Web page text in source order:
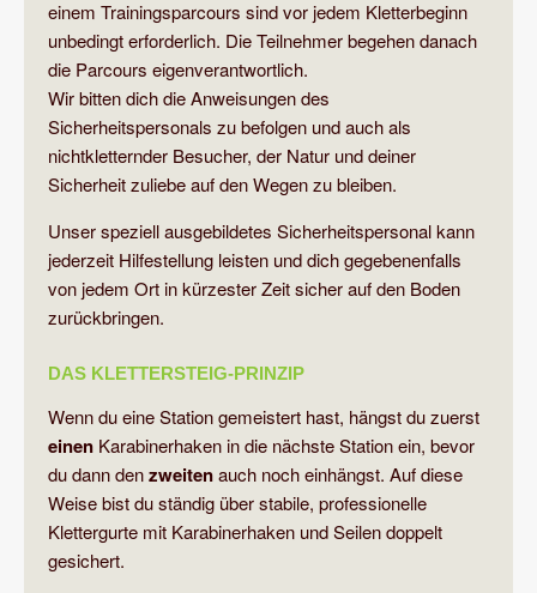
einem Trainingsparcours sind vor jedem Kletterbeginn
unbedingt erforderlich. Die Teilnehmer begehen danach
die Parcours eigenverantwortlich.
Wir bitten dich die Anweisungen des
Sicherheitspersonals zu befolgen und auch als
nichtkletternder Besucher, der Natur und deiner
Sicherheit zuliebe auf den Wegen zu bleiben.
Unser speziell ausgebildetes Sicherheitspersonal kann
jederzeit Hilfestellung leisten und dich gegebenenfalls
von jedem Ort in kürzester Zeit sicher auf den Boden
zurückbringen.
DAS KLETTERSTEIG-PRINZIP
Wenn du eine Station gemeistert hast, hängst du zuerst
einen Karabinerhaken in die nächste Station ein, bevor
du dann denzweitenauch noch einhängst. Auf diese
Weise bist du ständig über stabile, professionelle
Klettergurte mit Karabinerhaken und Seilen doppelt
gesichert.